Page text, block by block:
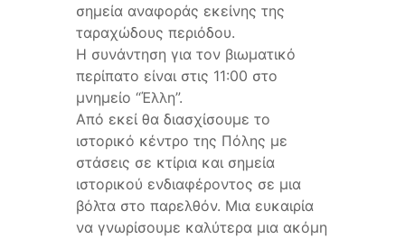
σημεία αναφοράς εκείνης της
ταραχώδους περιόδου.
Η συνάντηση για τον βιωματικό
περίπατο είναι στις 11:00 στο
μνημείο “Έλλη”.
Από εκεί θα διασχίσουμε το
ιστορικό κέντρο της Πόλης με
στάσεις σε κτίρια και σημεία
ιστορικού ενδιαφέροντος σε μια
βόλτα στο παρελθόν. Μια ευκαιρία
να γνωρίσουμε καλύτερα μια ακόμη